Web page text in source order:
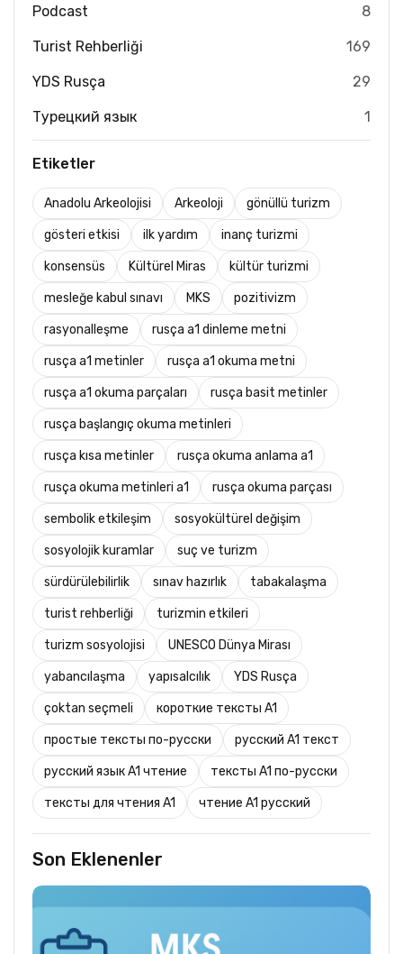
Podcast 8
Turist Rehberliği 169
YDS Rusça 29
Турецкий язык 1
Etiketler
Anadolu Arkeolojisi Arkeoloji gönüllü turizm
gösteri etkisi ilk yardım inanç turizmi
konsensüs Kültürel Miras kültür turizmi
mesleğe kabul sınavı MKS pozitivizm
rasyonalleşme rusça a1 dinleme metni
rusça a1 metinler rusça a1 okuma metni
rusça a1 okuma parçaları rusça basit metinler
rusça başlangıç okuma metinleri
rusça kısa metinler rusça okuma anlama a1
rusça okuma metinleri a1 rusça okuma parçası
sembolik etkileşim sosyokültürel değişim
sosyolojik kuramlar suç ve turizm
sürdürülebilirlik sınav hazırlık tabakalaşma
turist rehberliği turizmin etkileri
turizm sosyolojisi UNESCO Dünya Mirası
yabancılaşma yapısalcılık YDS Rusça
çoktan seçmeli короткие тексты A1
простые тексты по-русски русский A1 текст
русский язык A1 чтение тексты A1 по-русски
тексты для чтения A1 чтение A1 русский
Son Eklenenler